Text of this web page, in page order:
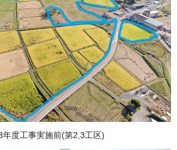
年度工事実施前(第2,3工区)